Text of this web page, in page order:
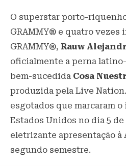
O superstar porto-
GRAMMY® e quatro vezes
GRAMMY®, Rauw
oficialmente a perna
bem-sucedida Cosa
produzida pela Live
esgotados que marcaram
Estados Unidos no dia 5
eletrizante apresentação à
segundo semestre.